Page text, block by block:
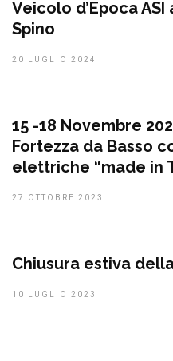
Veicolo d’Epoca
Spino
20 LUGLIO 2024
15 -18 Novembre
Fortezza da Basso
elettriche “made in
27 OTTOBRE 2023
Chiusura estiva
10 LUGLIO 2023